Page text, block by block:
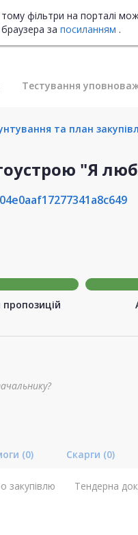
фільтри на порталі
за посиланням .
Тестування
та план
"Я
(0) Скарги (0)
закупівлю Тендерна